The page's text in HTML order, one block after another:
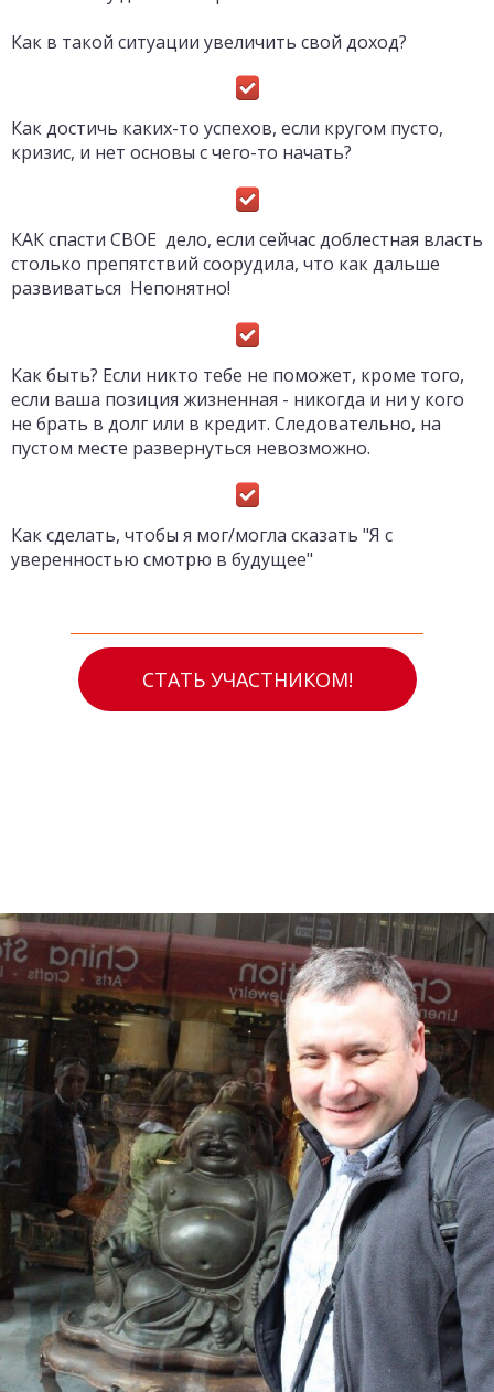
Как в такой ситуации увеличить свой доход?
Как достичь каких-то успехов, если кругом пусто,
кризис, и нет основы с чего-то начать?
КАК спасти СВОЕ дело, если сейчас доблестная власть
столько препятствий соорудила, что как дальше
развиваться Непонятно!
Как быть? Если никто тебе не поможет, кроме того,
если ваша позиция жизненная - никогда и ни у кого
не брать в долг или в кредит. Следовательно, на
пустом месте развернуться невозможно.
Как сделать, чтобы я мог/могла сказать "Я с
уверенностью смотрю в будущее"
СТАТЬ УЧАСТНИКОМ!